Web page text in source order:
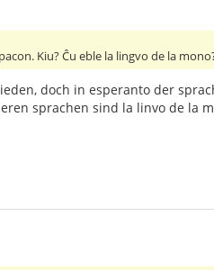
Kiu? Ĉu eble la lingvo de la
doch in esperanto der
sprachen sind la linvo de la